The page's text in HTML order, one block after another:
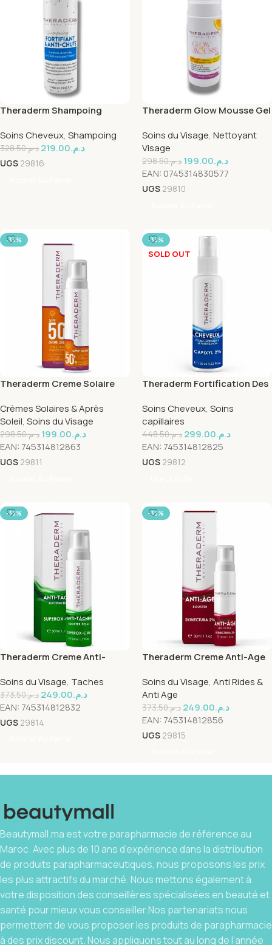
Theraderm Shampoing
400ml
Soins Cheveux, Shampoing
د.م.328.50 د.م.219.00
UGS 29816
Theraderm Glow Mousse Gel
Soins du Visage, Nettoyant
Visage
د.م.298.50 د.م.199.00
EAN: 0745314830577
UGS 29810
-33%
Theraderm Creme Solaire
Crèmes Solaires & Après
Soleil, Soins du Visage
د.م.298.50 د.م.199.00
EAN: 745314812863
UGS 29811
-33%
SOLD OUT
Theraderm Fortification Des
Soins Cheveux, Soins
capillaires
د.م.448.50 د.م.299.00
EAN: 745314812825
UGS 29812
-33%
Theraderm Creme Anti-
Superox-C 50ml
Soins du Visage, Taches
د.م.373.50 د.م.249.00
EAN: 745314812832
UGS 29814
-33%
Theraderm Creme Anti-Age
Soins du Visage, Anti Rides &
Anti Age
د.م.373.50 د.م.249.00
EAN: 745314812856
UGS 29815
Beautymall.ma est votre parapharmacie de référence au
Maroc. Avec plus de 10 ans d’expérience dans la distribution
de produits parapharmaceutiques, nous proposons les prix
les plus attractifs du marché. Nous mettons également à
votre disposition des conseillères spécialisées en beauté et
santé pour mieux vous conseiller.Nos partenariats nous
permettent de vous proposer les produits de parapharmacie
à des prix discount. Nous appliquons tout au long de l’année